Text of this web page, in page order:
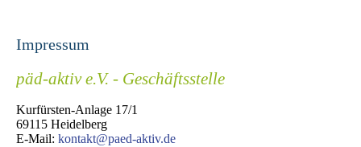
Impressum
päd-aktiv e.V. - Geschäftsstelle
Kurfürsten-Anlage 17/1
69115 Heidelberg
E-Mail: kontakt@paed-aktiv.de